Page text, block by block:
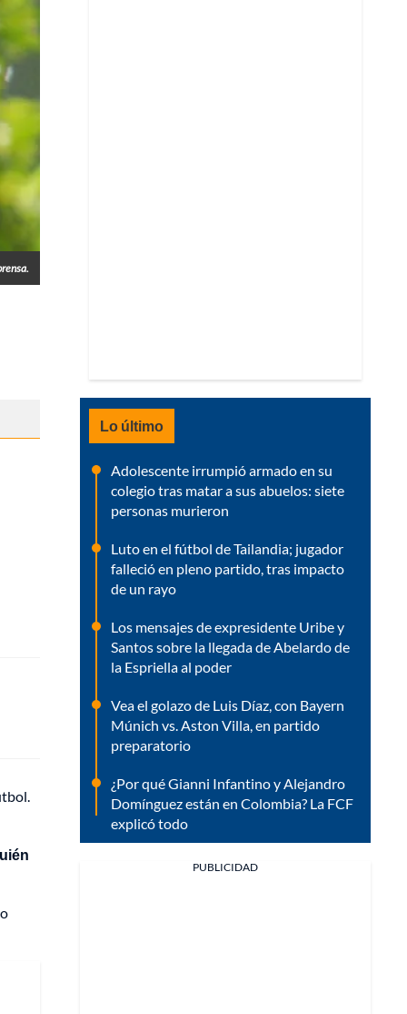
Lo último
Adolescente irrumpió armado en su
colegio tras matar a sus abuelos: siete
personas murieron
Luto en el fútbol de Tailandia; jugador
falleció en pleno partido, tras impacto
de un rayo
Los mensajes de expresidente Uribe y
Santos sobre la llegada de Abelardo de
la Espriella al poder
Vea el golazo de Luis Díaz, con Bayern
Múnich vs. Aston Villa, en partido
preparatorio
¿Por qué Gianni Infantino y Alejandro
Domínguez están en Colombia? La FCF
explicó todo
PUBLICIDAD